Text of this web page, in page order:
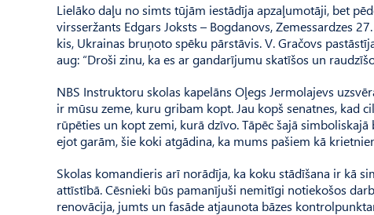
Lielāko daļu no simts tūjām iestādīja apzaļumotāji, bet
virsseržants Edgars Joksts – Bogdanovs, Zemessardzes
kis, Ukrainas bruņoto spēku pārstāvis. V. Gračovs
aug: “Droši zinu, ka es ar gandarījumu skatīšos un
NBS Instruktoru skolas kapelāns Oļegs Jermolajevs
ir mūsu zeme, kuru gribam kopt. Jau kopš senatnes, kad
rūpēties un kopt zemi, kurā dzīvo. Tāpēc šajā
ejot garām, šie koki atgādina, ka mums pašiem kā
Skolas komandieris arī norādīja, ka koku stādīšana ir kā
attīstībā. Cēsnieki būs pamanījuši nemitīgi notiekošos
renovācija, jumts un fasāde atjaunota bāzes